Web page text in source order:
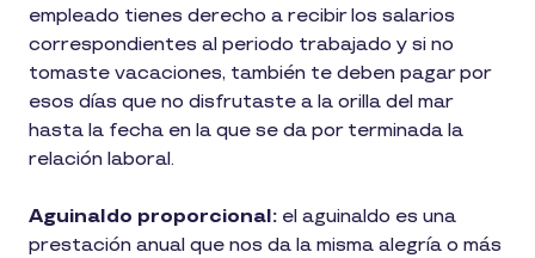
empleado tienes derecho a recibir los salarios
correspondientes al periodo trabajado y si no
tomaste vacaciones, también te deben pagar por
esos días que no disfrutaste a la orilla del mar
hasta la fecha en la que se da por terminada la
relación laboral.
Aguinaldo proporcional: el aguinaldo es una
prestación anual que nos da la misma alegría o más